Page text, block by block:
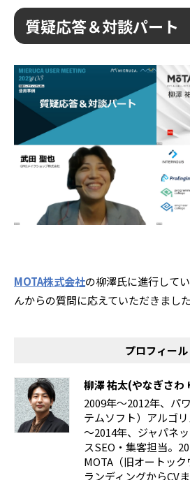
質疑応答＆対談パート
MOTA株式会社の柳澤氏に進行して
んからの質問に応えていただきました
プロフィール
柳澤 祐太(やなぎさわ
2009年～2012年、パ
テムソフト）アルゴ
～2014年、ジャパネ
スSEO・集客担当。
MOTA（旧オートッ
ランディングからCV